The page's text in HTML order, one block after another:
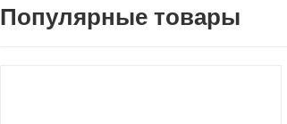
Популярные товары